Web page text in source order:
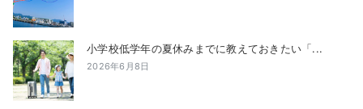
小学校低学年の夏休みまでに教えておきたい「...
2026年6月8日